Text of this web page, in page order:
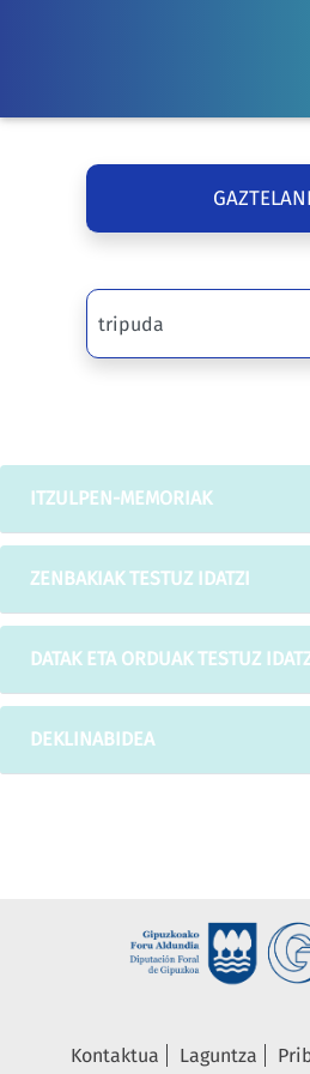
ITZULPEN-MEMORIAK
ZENBAKIAK TESTUZ IDATZI
DATAK ETA ORDUAK TESTUZ
DEKLINABIDEA
Kontaktua Laguntza